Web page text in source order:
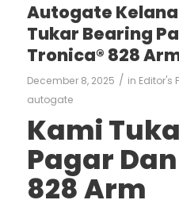
Autogate
Tukar Bearing
Tronica® 828
December 8, 2025 / in Editor's
autogate
Kami
Pagar
828 Arm